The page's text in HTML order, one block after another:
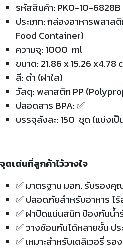
รหัสสินค้า: PKO-10-6828B
ประเภท: กล่องอาหารพลาส
Food Container)
ความจุ: 1000 ml
ขนาด: 21.86 x 15.26 x4.78
สี: ดำ (ฝาใส)
วัสดุ: พลาสติก PP
ปลอดสาร BPA: ✅
บรรจุลังละ: 150 ชุด (แบ่งเ
จุดเด่นที่ลูกค้าไว้วางใจ
✅มาตรฐาน มอก. รับรอง
✅ปลอดภัยสำหรับอาหาร ไ
✅ฝาปิดแน่นสนิท ป้องกันน้ำ
✅วางซ้อนกันได้หลายชั้น ป
✅เหมาะสำหรับเดลิเวอรี่ รอ